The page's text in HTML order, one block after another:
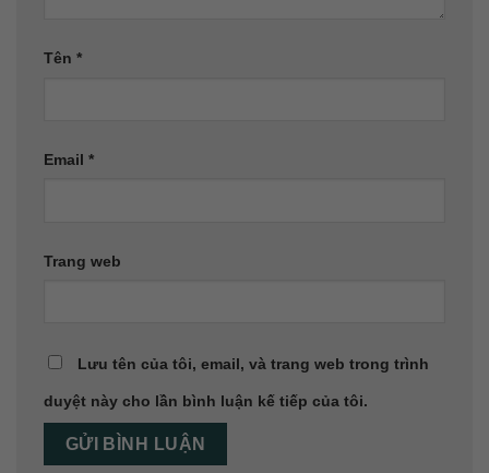
Tên *
Email *
Trang web
Lưu tên của tôi, email, và trang web trong trình
duyệt này cho lần bình luận kế tiếp của tôi.